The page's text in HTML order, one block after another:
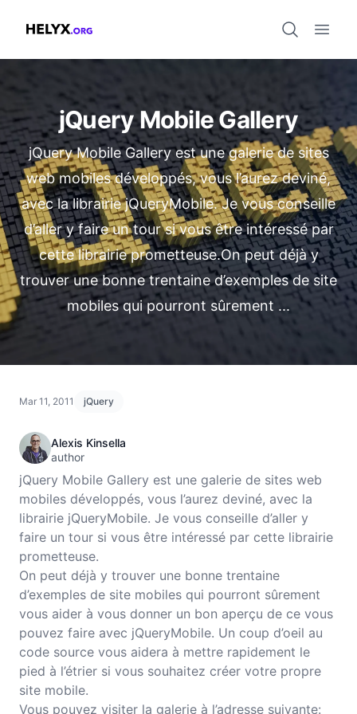
Helyx.org
Open
jQuery Mobile Gallery
jQuery Mobile Gallery est une galerie de sites
web mobiles développés, vous l’aurez deviné,
avec la librairie jQueryMobile. Je vous conseille
d’aller y faire un tour si vous être intéressé par
cette librairie prometteuse.On peut déjà y
trouver une bonne trentaine d’exemples de site
mobiles qui pourront sûrement ...
Mar 11, 2011 jQuery
Alexis Kinsella
author
jQuery Mobile Gallery est une galerie de sites web
mobiles développés, vous l’aurez deviné, avec la
librairie jQueryMobile. Je vous conseille d’aller y
faire un tour si vous être intéressé par cette librairie
prometteuse.
On peut déjà y trouver une bonne trentaine
d’exemples de site mobiles qui pourront sûrement
vous aider à vous donner un bon aperçu de ce vous
pouvez faire avec jQueryMobile. Un coup d’oeil au
code source vous aidera à mettre rapidement le
pied à l’étrier si vous souhaitez créer votre propre
site mobile.
Vous pouvez visiter la galerie à l’adresse suivante: